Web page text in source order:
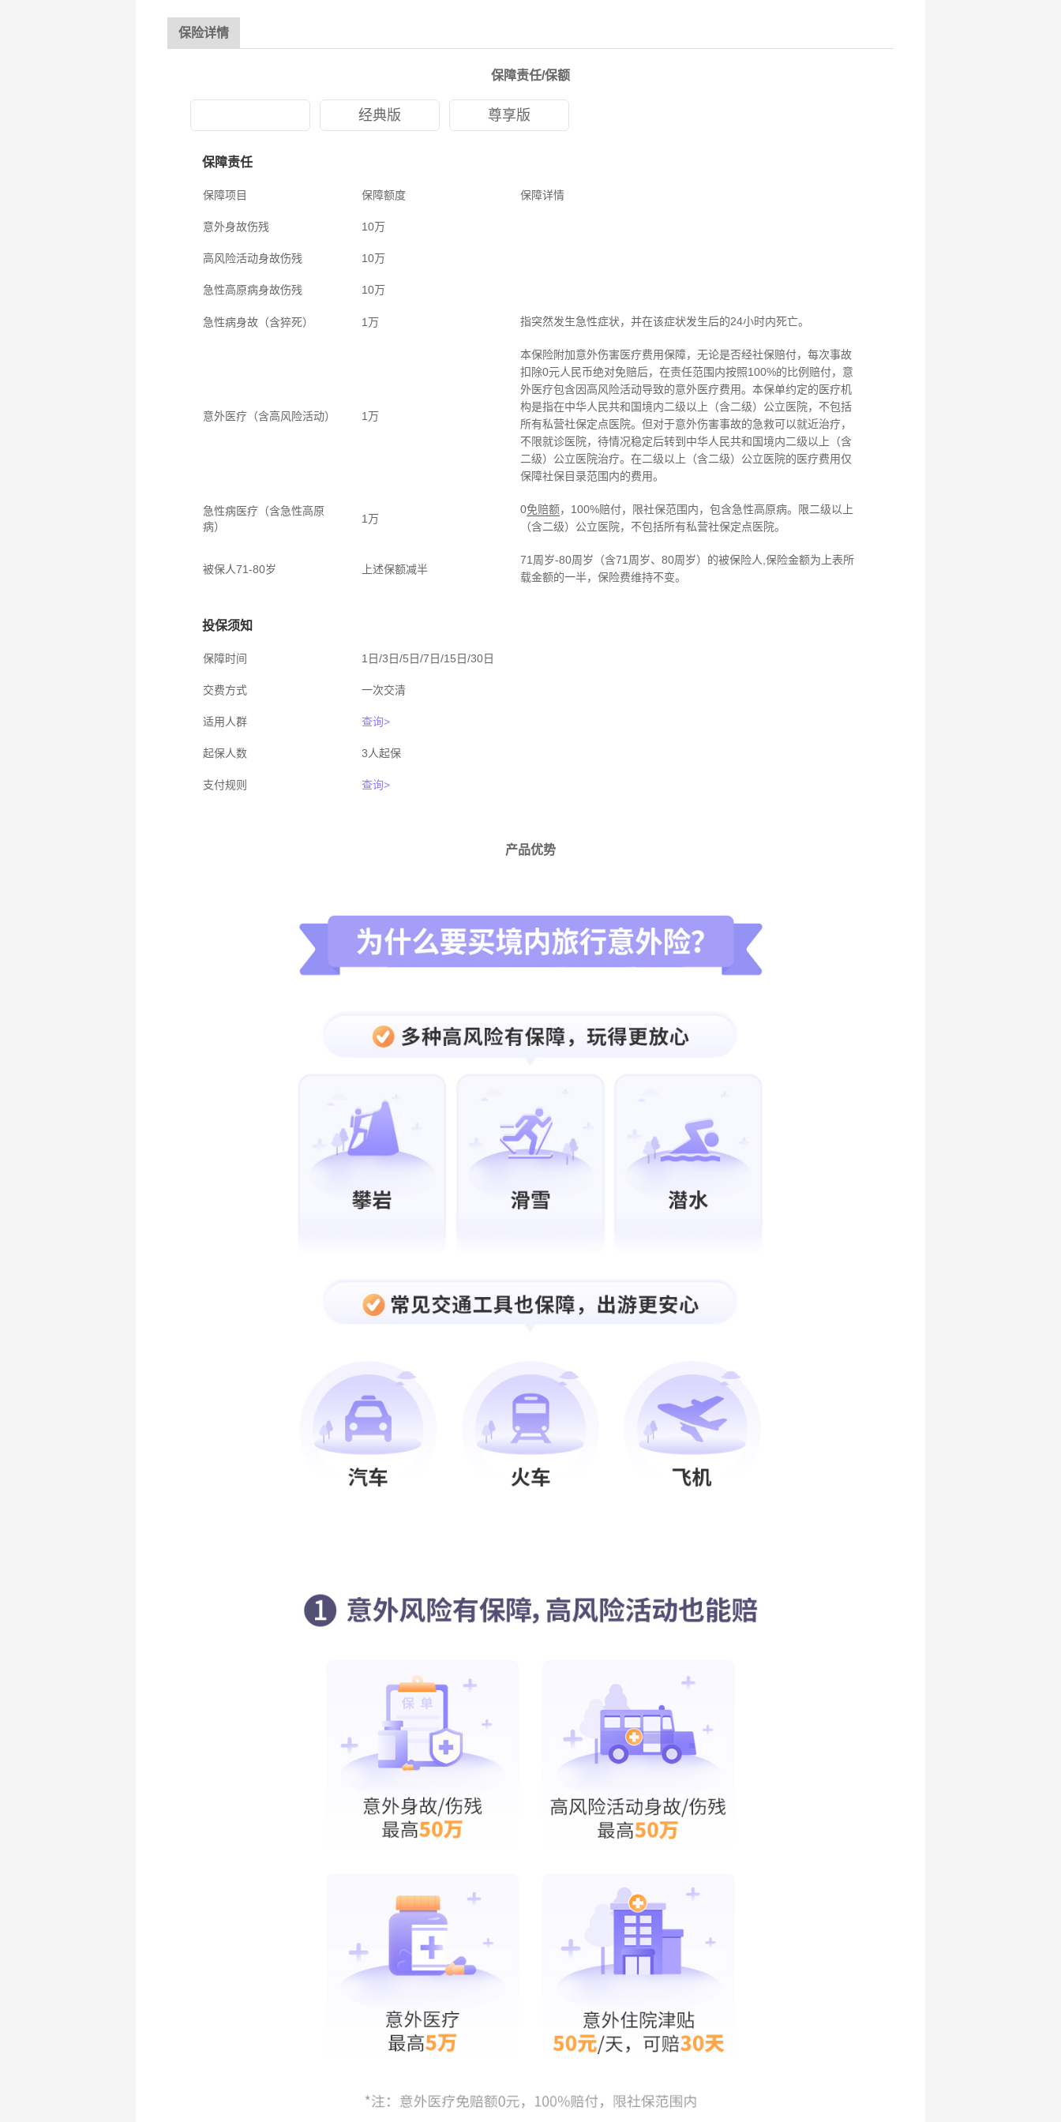
保险详情
保障责任/保额
经典版 尊享版
保障责任
保障项目 保障额度 保障详情
意外身故伤残 10万
高风险活动身故伤残 10万
急性高原病身故伤残 10万
急性病身故（含猝死） 1万 指突然发生急性症状，并在该症状发生后的24小时内死亡。
意外医疗（含高风险活动） 1万
本保险附加意外伤害医疗费用保障，无论是否经社保赔付，每次事故
扣除0元人民币绝对免赔后，在责任范围内按照100%的比例赔付，意
外医疗包含因高风险活动导致的意外医疗费用。本保单约定的医疗机
构是指在中华人民共和国境内二级以上（含二级）公立医院，不包括
所有私营社保定点医院。但对于意外伤害事故的急救可以就近治疗，
不限就诊医院，待情况稳定后转到中华人民共和国境内二级以上（含
二级）公立医院治疗。在二级以上（含二级）公立医院的医疗费用仅
保障社保目录范围内的费用。
急性病医疗（含急性高原
病）
1万
0免赔额，100%赔付，限社保范围内，包含急性高原病。限二级以上
（含二级）公立医院，不包括所有私营社保定点医院。
被保人71-80岁 上述保额减半
71周岁-80周岁（含71周岁、80周岁）的被保险人,保险金额为上表所
载金额的一半，保险费维持不变。
投保须知
保障时间 1日/3日/5日/7日/15日/30日
交费方式 一次交清
适用人群 查询>
起保人数 3人起保
支付规则 查询>
产品优势